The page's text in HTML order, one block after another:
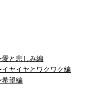
と悲しみ編
ヤイヤとワクワク編
希望編